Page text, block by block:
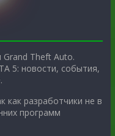
Theft Auto.
5: новости, события,
как разработчики не в
программ